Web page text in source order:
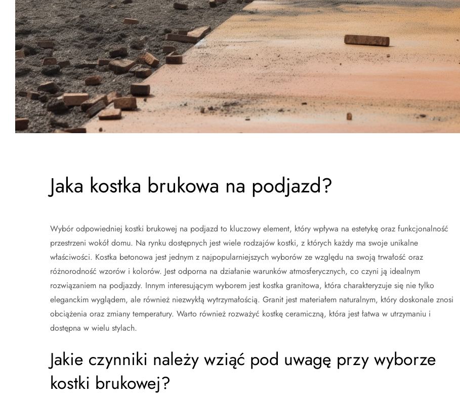
Jaka kostka brukowa na podjazd?
Wybór odpowiedniej kostki brukowej na podjazd to kluczowy element, który wpływa na estetykę oraz funkcjonalność
przestrzeni wokół domu. Na rynku dostępnych jest wiele rodzajów kostki, z których każdy ma swoje unikalne
właściwości. Kostka betonowa jest jednym z najpopularniejszych wyborów ze względu na swoją trwałość oraz
różnorodność wzorów i kolorów. Jest odporna na działanie warunków atmosferycznych, co czyni ją idealnym
rozwiązaniem na podjazdy. Innym interesującym wyborem jest kostka granitowa, która charakteryzuje się nie tylko
eleganckim wyglądem, ale również niezwykłą wytrzymałością. Granit jest materiałem naturalnym, który doskonale znosi
obciążenia oraz zmiany temperatury. Warto również rozważyć kostkę ceramiczną, która jest łatwa w utrzymaniu i
dostępna w wielu stylach.
Jakie czynniki należy wziąć pod uwagę przy wyborze
kostki brukowej?